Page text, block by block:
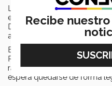
La jornada de
elaboración de un mural, el
David “Mambo” Flores, y
a la comunidad migrante en
El mural tiene como base la
Rodríguez, migrante de
radica en Chihuahua, ciudad
espera quedarse de forma
Recibe